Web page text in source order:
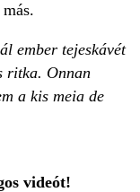
ember tejeskávét
ritka. Onnan
a kis meia de
videót!